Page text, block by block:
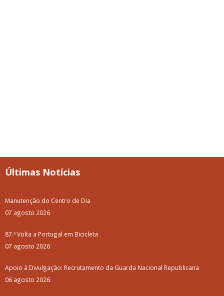
Últimas Notícias
Manutenção do Centro de Dia
07 agosto 2026
87.ª Volta a Portugal em Bicicleta
07 agosto 2026
Apoio à Divulgação: Recrutamento da Guarda Nacional Republicana
06 agosto 2026